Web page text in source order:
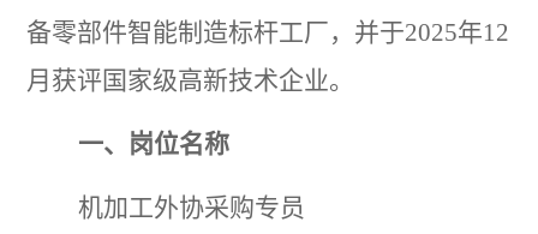
备零部件智能制造标杆工厂，并于2025年12
月获评国家级高新技术企业。
一、岗位名称
机加工外协采购专员